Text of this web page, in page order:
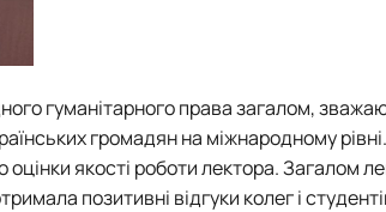
гуманітарного права загалом,
громадян на міжнародному рівні.
якості роботи лектора.Загалом
позитивні відгуки колег і